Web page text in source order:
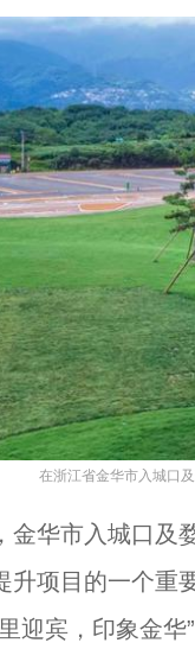
在浙江省金华市入城口
市入城口及婺
升项目的一个重
迎宾，印象金